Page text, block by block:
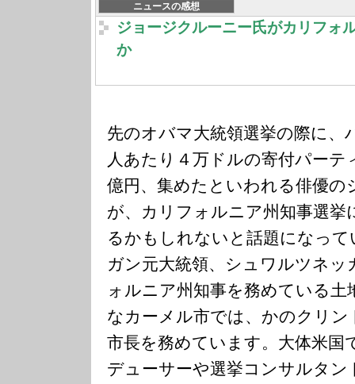
ニュースの感想
ジョージクルーニー氏がカリフォ
か
先のオバマ大統領選挙の際に、
人あたり４万ドルの寄付パーテ
億円、集めたといわれる俳優の
が、カリフォルニア州知事選挙
るかもしれないと話題になっ
ガン元大統領、シュワルツネッ
ォルニア州知事を務めている土
なカーメル市では、かのクリ
市長を務めています。大体米国
デューサーや選挙コンサルタン